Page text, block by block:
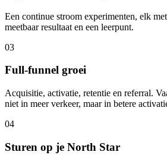
Een continue stroom experimenten, elk
meetbaar resultaat en een leerpunt.
03
Full-funnel groei
Acquisitie, activatie, retentie en referral.
niet in meer verkeer, maar in betere
04
Sturen op je North Star